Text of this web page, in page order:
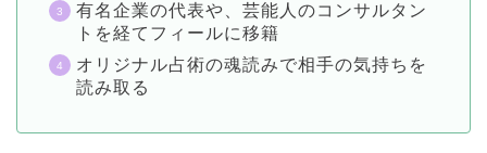
有名企業の代表や、芸能人のコンサルタン
トを経てフィールに移籍
オリジナル占術の魂読みで相手の気持ちを
読み取る